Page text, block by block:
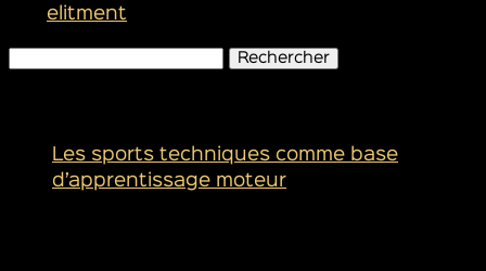
elitment
Les sports techniques comme base
d’apprentissage moteur